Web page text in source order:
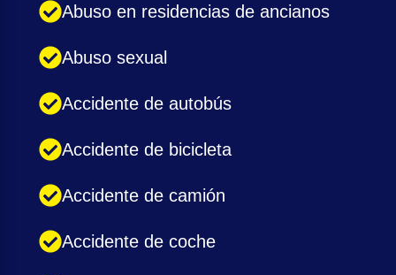
Abuso en residencias de ancianos
Abuso sexual
Accidente de autobús
Accidente de bicicleta
Accidente de camión
Accidente de coche